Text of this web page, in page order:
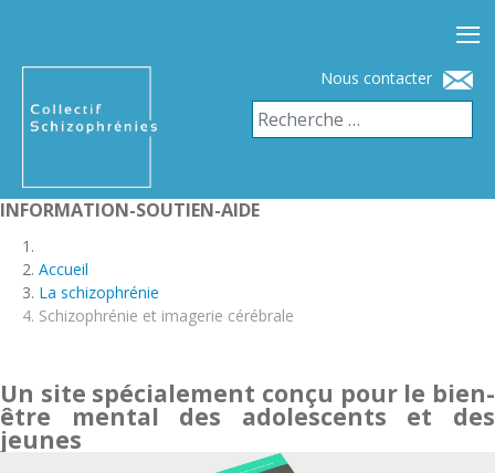
Nous contacter
INFORMATION-SOUTIEN-AIDE
Accueil
La schizophrénie
Schizophrénie et imagerie cérébrale
Un site spécialement conçu pour le bien-
être mental des adolescents et des
jeunes
≡